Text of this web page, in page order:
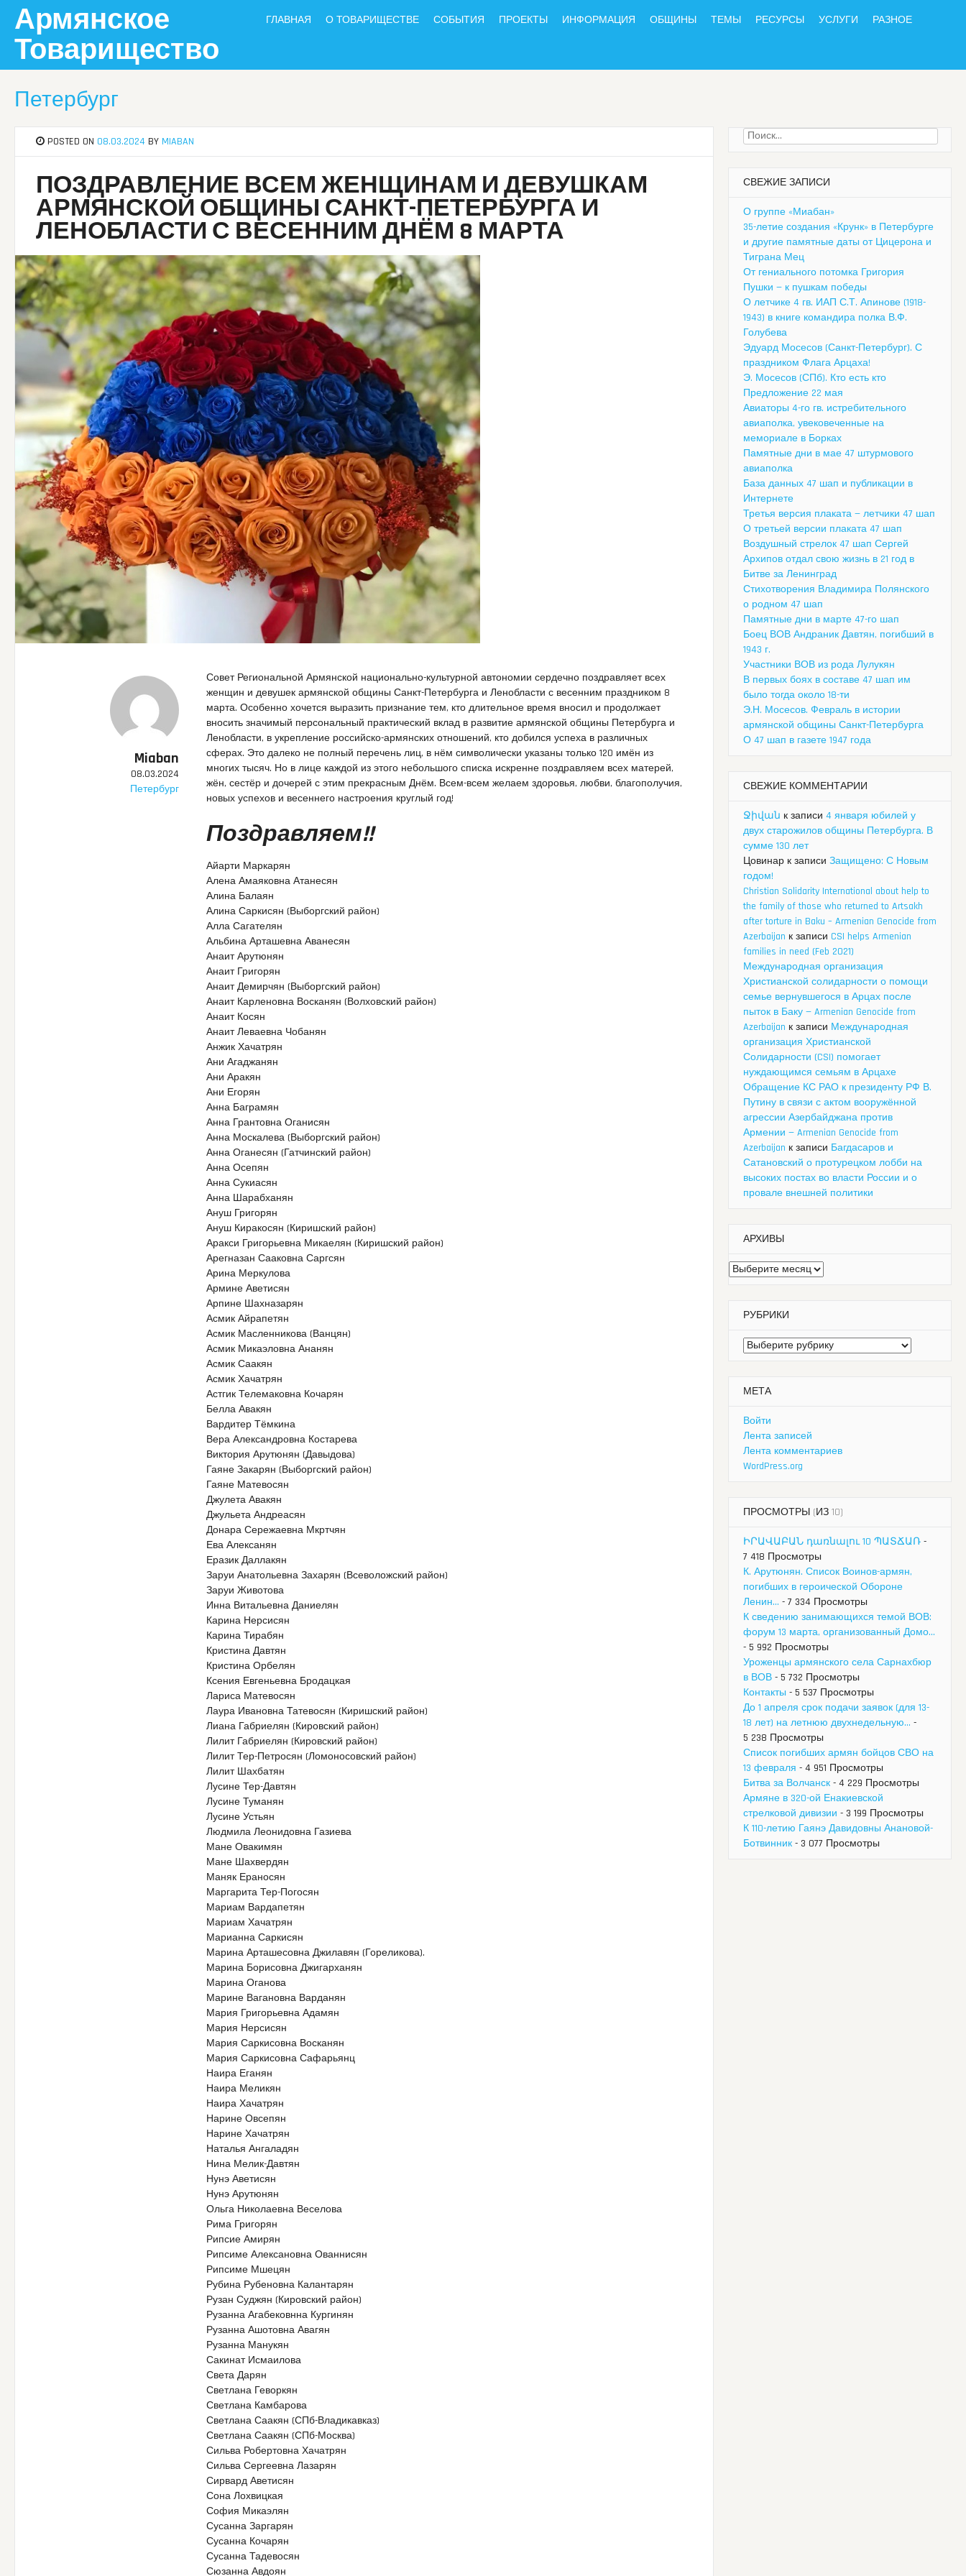
content
Армянское
Товарищество
ГЛАВНАЯ О ТОВАРИЩЕСТВЕ СОБЫТИЯ ПРОЕКТЫ ИНФОРМАЦИЯ ОБЩИНЫ ТЕМЫ РЕСУРСЫ УСЛУГИ РАЗНОЕ
Петербург
POSTED ON 08.03.2024 BY MIABAN
ПОЗДРАВЛЕНИЕ ВСЕМ ЖЕНЩИНАМ И ДЕВУШКАМ
АРМЯНСКОЙ ОБЩИНЫ САНКТ-ПЕТЕРБУРГА И
ЛЕНОБЛАСТИ С ВЕСЕННИМ ДНЁМ 8 МАРТА
Miaban
08.03.2024
Петербург
Совет Региональной Армянской национально-культурной автономии сердечно поздравляет всех
женщин и девушек армянской общины Санкт-Петербурга и Ленобласти с весенним праздником 8
марта. Особенно хочется выразить признание тем, кто длительное время вносил и продолжает
вносить значимый персональный практический вклад в развитие армянской общины Петербурга и
Ленобласти, в укрепление российско-армянских отношений, кто добился успеха в различных
сферах. Это далеко не полный перечень лиц, в нём символически указаны только 120 имён из
многих тысяч. Но в лице каждой из этого небольшого списка искренне поздравляем всех матерей,
жён, сестёр и дочерей с этим прекрасным Днём. Всем-всем желаем здоровья, любви, благополучия,
новых успехов и весеннего настроения круглый год!
Поздравляем!!
Айарти Маркарян
Алена Амаяковна Атанесян
Алина Балаян
Алина Саркисян (Выборгский район)
Алла Сагателян
Альбина Арташевна Аванесян
Анаит Арутюнян
Анаит Григорян
Анаит Демирчян (Выборгский район)
Анаит Карленовна Восканян (Волховский район)
Анаит Косян
Анаит Леваевна Чобанян
Анжик Хачатрян
Ани Агаджанян
Ани Аракян
Ани Егорян
Анна Баграмян
Анна Грантовна Оганисян
Анна Москалева (Выборгский район)
Анна Оганесян (Гатчинский район)
Анна Осепян
Анна Сукиасян
Анна Шарабханян
Ануш Григорян
Ануш Киракосян (Киришский район)
Аракси Григорьевна Микаелян (Киришский район)
Арегназан Сааковна Саргсян
Арина Меркулова
Армине Аветисян
Арпине Шахназарян
Асмик Айрапетян
Асмик Масленникова (Ванцян)
Асмик Микаэловна Ананян
Асмик Саакян
Асмик Хачатрян
Астгик Телемаковна Кочарян
Белла Авакян
Вардитер Тёмкина
Вера Александровна Костарева
Виктория Арутюнян (Давыдова)
Гаяне Закарян (Выборгский район)
Гаяне Матевосян
Джулета Авакян
Джульета Андреасян
Донара Сережаевна Мкртчян
Ева Алексанян
Еразик Даллакян
Заруи Анатольевна Захарян (Всеволожский район)
Заруи Животова
Инна Витальевна Даниелян
Карина Нерсисян
Карина Тирабян
Кристина Давтян
Кристина Орбелян
Ксения Евгеньевна Бродацкая
Лариса Матевосян
Лаура Ивановна Татевосян (Киришский район)
Лиана Габриелян (Кировский район)
Лилит Габриелян (Кировский район)
Лилит Тер-Петросян (Ломоносовский район)
Лилит Шахбатян
Лусине Тер-Давтян
Лусине Туманян
Лусине Устьян
Людмила Леонидовна Газиева
Мане Овакимян
Мане Шахвердян
Маняк Ераносян
Маргарита Тер-Погосян
Мариам Вардапетян
Мариам Хачатрян
Марианна Саркисян
Марина Арташесовна Джилавян (Гореликова).
Марина Борисовна Джигарханян
Марина Оганова
Марине Вагановна Варданян
Мария Григорьевна Адамян
Мария Нерсисян
Мария Саркисовна Восканян
Мария Саркисовна Сафарьянц
Наира Еганян
Наира Меликян
Наира Хачатрян
Нарине Овсепян
Нарине Хачатрян
Наталья Ангаладян
Нина Мелик-Давтян
Нунэ Аветисян
Нунэ Арутюнян
Ольга Николаевна Веселова
Рима Григорян
Рипсие Амирян
Рипсиме Алексановна Ованнисян
Рипсиме Мшецян
Рубина Рубеновна Калантарян
Рузан Суджян (Кировский район)
Рузанна Агабековнна Кургинян
Рузанна Ашотовна Авагян
Рузанна Манукян
Сакинат Исмаилова
Света Дарян
Светлана Геворкян
Светлана Камбарова
Светлана Саакян (СПб-Владикавказ)
Светлана Саакян (СПб-Москва)
Сильва Робертовна Хачатрян
Сильва Сергеевна Лазарян
Сирвард Аветисян
Сона Лохвицкая
София Микаэлян
Сусанна Заргарян
Сусанна Кочарян
Сусанна Тадевосян
Сюзанна Авдоян
Найти:
СВЕЖИЕ ЗАПИСИ
О группе «Миабан»
35-летие создания «Крунк» в Петербурге
и другие памятные даты от Цицерона и
Тиграна Мец
От гениального потомка Григория
Пушки — к пушкам победы
О летчике 4 гв. ИАП С.Т. Апинове (1918-
1943) в книге командира полка В.Ф.
Голубева
Эдуард Мосесов (Санкт-Петербург). С
праздником Флага Арцаха!
Э. Мосесов (СПб). Кто есть кто
Предложение 22 мая
Авиаторы 4-го гв. истребительного
авиаполка, увековеченные на
мемориале в Борках
Памятные дни в мае 47 штурмового
авиаполка
База данных 47 шап и публикации в
Интернете
Третья версия плаката — летчики 47 шап
О третьей версии плаката 47 шап
Воздушный стрелок 47 шап Сергей
Архипов отдал свою жизнь в 21 год в
Битве за Ленинград
Стихотворения Владимира Полянского
о родном 47 шап
Памятные дни в марте 47-го шап
Боец ВОВ Андраник Давтян, погибший в
1943 г.
Участники ВОВ из рода Лулукян
В первых боях в составе 47 шап им
было тогда около 18-ти
Э.Н. Мосесов. Февраль в истории
армянской общины Санкт-Петербурга
О 47 шап в газете 1947 года
СВЕЖИЕ КОММЕНТАРИИ
Ջիվան к записи 4 января юбилей у
двух старожилов общины Петербурга. В
сумме 130 лет
Цовинар к записи Защищено: С Новым
годом!
Christian Solidarity International about help to
the family of those who returned to Artsakh
after torture in Baku – Armenian Genocide from
Azerbaijan к записи CSI helps Armenian
families in need (Feb 2021)
Международная организация
Христианской солидарности о помощи
семье вернувшегося в Арцах после
пыток в Баку — Armenian Genocide from
Azerbaijan к записи Международная
организация Христианской
Солидарности (CSI) помогает
нуждающимся семьям в Арцахе
Обращение КС РАО к президенту РФ В.
Путину в связи с актом вооружённой
агрессии Азербайджана против
Армении — Armenian Genocide from
Azerbaijan к записи Багдасаров и
Сатановский о протурецком лобби на
высоких постах во власти России и о
провале внешней политики
АРХИВЫ
Архивы
РУБРИКИ
Рубрики
МЕТА
Войти
Лента записей
Лента комментариев
WordPress.org
ПРОСМОТРЫ (ИЗ 10)
ԻՐԱՎԱԲԱՆ դառնալու 10 ՊԱՏՃԱՌ -
7 418 Просмотры
К. Арутюнян. Список Воинов-армян,
погибших в героической Обороне
Ленин... - 7 334 Просмотры
К сведению занимающихся темой ВОВ:
форум 13 марта, организованный Домо...
- 5 992 Просмотры
Уроженцы армянского села Сарнахбюр
в ВОВ - 5 732 Просмотры
Контакты - 5 537 Просмотры
До 1 апреля срок подачи заявок (для 13-
18 лет) на летнюю двухнедельную... -
5 238 Просмотры
Список погибших армян бойцов СВО на
13 февраля - 4 951 Просмотры
Битва за Волчанск - 4 229 Просмотры
Армяне в 320-ой Енакиевской
стрелковой дивизии - 3 199 Просмотры
К 110-летию Гаянэ Давидовны Анановой-
Ботвинник - 3 077 Просмотры